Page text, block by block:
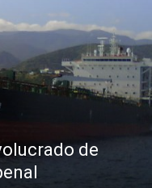
de